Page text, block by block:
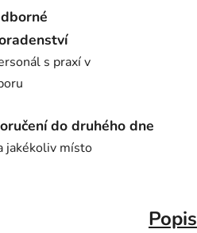
s praxí v
do druhého dne
jakékoliv místo
Popis